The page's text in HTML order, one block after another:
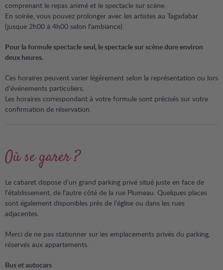
comprenant le repas animé et le spectacle sur scène.
En soirée, vous pouvez prolonger avec les artistes au Tagadabar
(jusque 2h00 à 4h00 selon l'ambiance).
Pour la formule spectacle seul, le spectacle sur scène dure environ
deux heures.
Ces horaires peuvent varier légèrement selon la représentation ou lors
d’événements particuliers.
Les horaires correspondant à votre formule sont précisés sur votre
confirmation de réservation.
Où se garer ?
Le cabaret dispose d’un grand parking privé situé juste en face de
l’établissement, de l’autre côté de la rue Plumeau. Quelques places
sont également disponibles près de l’église ou dans les rues
adjacentes.
Merci de ne pas stationner sur les emplacements privés du parking,
réservés aux appartements.
Bus et autocars